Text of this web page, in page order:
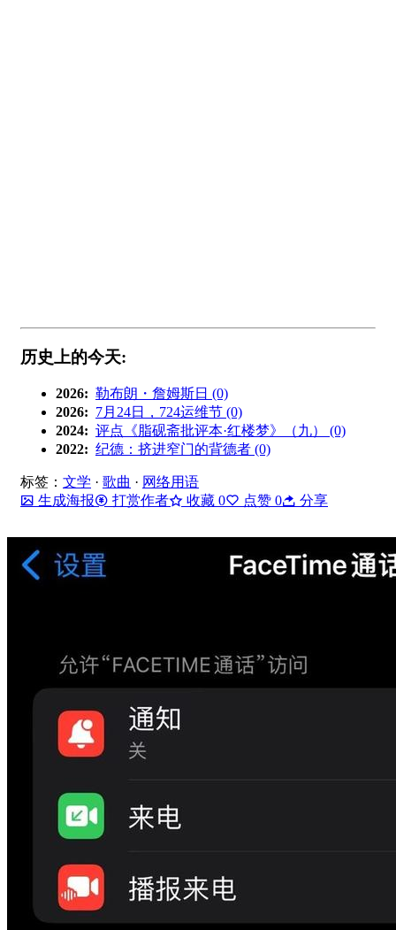
历史上的今天:
2026: 勒布朗・詹姆斯日 (0)
2026: 7月24日，724运维节 (0)
2024: 评点《脂砚斋批评本·红楼梦》（九） (0)
2022: 纪德：挤进窄门的背德者 (0)
标签： 文学 · 歌曲 · 网络用语
生成海报
打赏作者 收藏 0 点赞 0 分享